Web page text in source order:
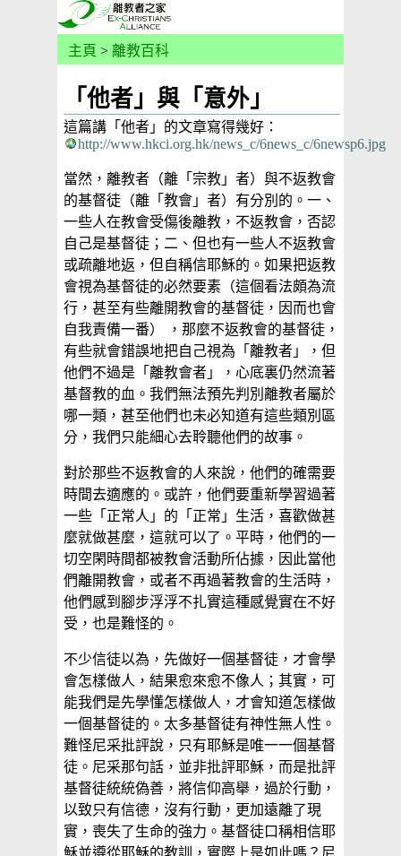
主頁 > 離教百科
「他者」與「意外」
這篇講「他者」的文章寫得幾好：
http://www.hkci.org.hk/news_c/6news_c/6newsp6.jpg
當然，離教者（離「宗教」者）與不返教會
的基督徒（離「教會」者）有分別的。一、
一些人在教會受傷後離教，不返教會，否認
自己是基督徒；二、但也有一些人不返教會
或疏離地返，但自稱信耶穌的。如果把返教
會視為基督徒的必然要素（這個看法頗為流
行，甚至有些離開教會的基督徒，因而也會
自我責備一番） ，那麼不返教會的基督徒，
有些就會錯誤地把自己視為「離教者」，但
他們不過是「離教會者」，心底裏仍然流著
基督教的血。我們無法預先判別離教者屬於
哪一類，甚至他們也未必知道有這些類別區
分，我們只能細心去聆聽他們的故事。
對於那些不返教會的人來說，他們的確需要
時間去適應的。或許，他們要重新學習過著
一些「正常人」的「正常」生活，喜歡做甚
麼就做甚麼，這就可以了。平時，他們的一
切空閑時間都被教會活動所佔據，因此當他
們離開教會，或者不再過著教會的生活時，
他們感到腳步浮浮不扎實這種感覺實在不好
受，也是難怪的。
不少信徒以為，先做好一個基督徒，才會學
會怎樣做人，結果愈來愈不像人；其實，可
能我們是先學懂怎樣做人，才會知道怎樣做
一個基督徒的。太多基督徒有神性無人性。
難怪尼采批評說，只有耶穌是唯一一個基督
徒。尼采那句話，並非批評耶穌，而是批評
基督徒統統偽善，將信仰高舉，過於行動，
以致只有信德，沒有行動，更加遠離了現
實，喪失了生命的強力。基督徒口稱相信耶
穌並遵從耶穌的教訓，實際上是如此嗎？尼